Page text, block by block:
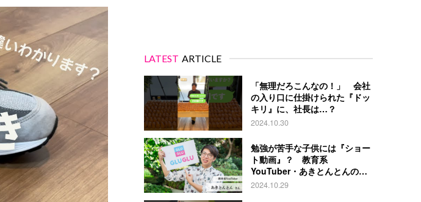
LATEST ARTICLE
「無理だろこんなの！」 会社
の入り口に仕掛けられた『ドッ
キリ』に、社長は…？
2024.10.30
勉強が苦手な子供には『ショー
ト動画』？ 教育系
YouTuber・あきとんとんの戦
略とは
2024.10.29